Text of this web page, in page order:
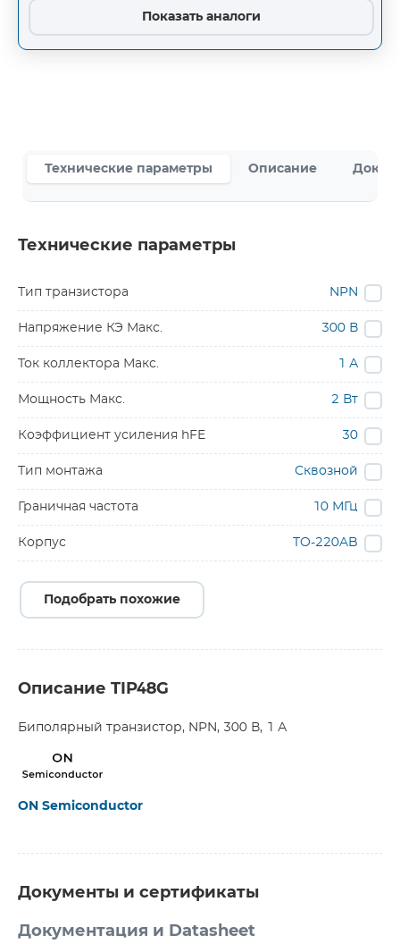
Показать аналоги
Технические параметры Описание
Технические параметры
Тип транзистора NPN
Напряжение КЭ Макс. 300 В
Ток коллектора Макс. 1 А
Мощность Макс. 2 Вт
Коэффициент усиления hFE 30
Тип монтажа Сквозной
Граничная частота 10 МГц
Корпус TO-220AB
Подобрать похожие
Описание TIP48G
Биполярный транзистор, NPN, 300 В, 1 А
ON Semiconductor
Документы и сертификаты
Документация и Datasheet